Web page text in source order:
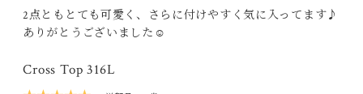
2点ともとても可愛く、さらに付けやすく気に入ってます♪
ありがとうございました☺︎
Cross Top 316L